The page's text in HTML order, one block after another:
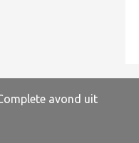
avond uit